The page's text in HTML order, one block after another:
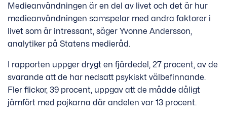
Medieanvändningen är en del av livet och det är hur
medieanvändningen samspelar med andra faktorer i
livet som är intressant, säger Yvonne Andersson,
analytiker på Statens medieråd.
I rapporten uppger drygt en fjärdedel, 27 procent, av de
svarande att de har nedsatt psykiskt välbefinnande.
Fler flickor, 39 procent, uppgav att de mådde dåligt
jämfört med pojkarna där andelen var 13 procent.